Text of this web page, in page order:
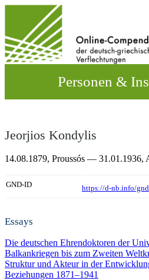
wechseln
Personen &
Jeorjios Kondylis
14.08.1879, Proussós — 31.01.1936,
GND-ID https://d-nb.info/
Essays
Die deutschen Ehrendoktoren der
Balkankriegen bis zum Zweiten
Struktur und Akteur in der
Beziehungen 1871–1941